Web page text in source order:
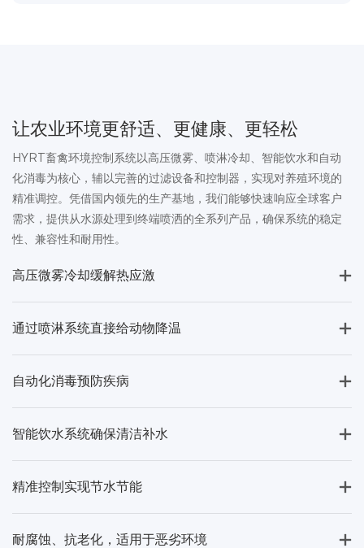
让农业环境更舒适、更健康、更轻松
HYRT畜禽环境控制系统以高压微雾、喷淋冷却、智能饮水和自动
化消毒为核心，辅以完善的过滤设备和控制器，实现对养殖环境的
精准调控。凭借国内领先的生产基地，我们能够快速响应全球客户
需求，提供从水源处理到终端喷洒的全系列产品，确保系统的稳定
性、兼容性和耐用性。
高压微雾冷却缓解热应激
通过喷淋系统直接给动物降温
自动化消毒预防疾病
智能饮水系统确保清洁补水
精准控制实现节水节能
耐腐蚀、抗老化，适用于恶劣环境